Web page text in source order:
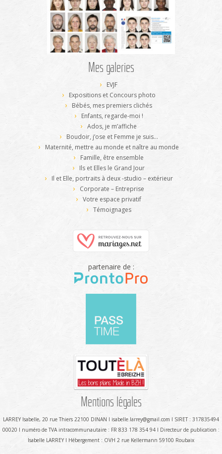
Mes galeries
EVJF
Expositions et Concours photo
Bébés, mes premiers clichés
Enfants, regarde-moi !
Ados, je m’affiche
Boudoir, j’ose et Femme je suis…
Maternité, mettre au monde et naître au monde
Famille, être ensemble
Ils et Elles le Grand Jour
Il et Elle, portraits à deux -studio – extérieur
Corporate – Entreprise
Votre espace privatif
Témoignages
partenaire de :
Mentions légales
LARREY Isabelle, 20 rue Thiers 22100 DINAN I isabelle.larrey@gmail.com I SIRET : 317835494
00020 I numéro de TVA intracommunautaire : FR 833 178 354 94 I Directeur de publication :
Isabelle LARREY I Hébergement : OVH 2 rue Kellermann 59100 Roubaix